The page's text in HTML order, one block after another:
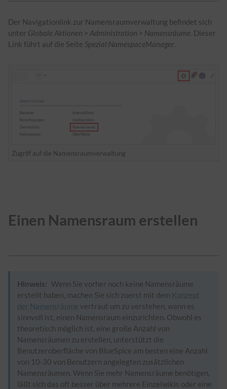
Der Navigationlink zur Namensraumverwaltung befindet sich
unter Globale Aktionen > Administration > Namensräume . Dieser
Link führt auf die Seite Spezial:NamespaceManager
Zugriff auf die Namensraumverwaltung
Einen Namensraum erstellen
Hinweis: Wenn Sie vorher noch keine Namensräume
erstellt haben, machen Sie sich zuerst mit dem Konzept
der Namensräume vertraut um zu verstehen, wann es
sinnvoll ist, einen Namensraum einzurichten. Obwohl es
theoretisch möglich ist, eine große Anzahl von
Namensräumen zu erstellen, unterstützt die
Benutzeroberfläche von BlueSpice am besten eine Anzahl
von 10-30 von Benutzern angelegten zusätzlichen
Namensräumen. Wenn Sie mehr Namensräume benötigen,
läßt sich das oft besser über mehrere Einzelwikis oder eine